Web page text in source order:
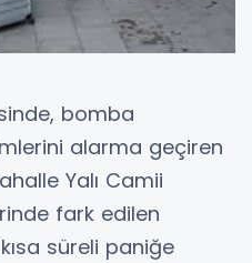
bomba
alarma geçiren
Yalı Camii
fark edilen
süreli paniğe